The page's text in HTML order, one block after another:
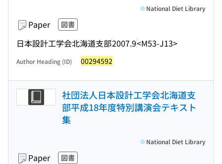
Paper 図書
日本設計工学会北海道支部2007.9<M53-J13>
National Diet Library
Author Heading (ID) 00294592
社団法人日本設計工学会北海道支
部平成18年度特別講演会テキスト
集
Paper 図書
National Diet Library